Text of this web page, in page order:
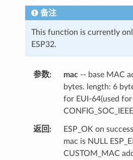
备注
This function is currently
ESP32.
参数 mac-- base MAC
bytes. length: 6
for EUI-64(used
返回
ESP_OK on
mac is NULL
CUSTOM_MAC